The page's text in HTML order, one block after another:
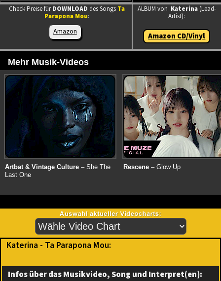
Check Preise fürDOWNLOAD des Songs Ta
Parapona Mou:
Amazon
ALBUM von Katerina(Lead-
Artist):
Amazon CD/Vinyl
Mehr Musik-Videos
Artbat & Vintage Culture – She The
Last One
Rescene – Glow Up
Katerina - Ta Parapona Mou:
Infos über das Musikvideo, Song und Interpret(en):